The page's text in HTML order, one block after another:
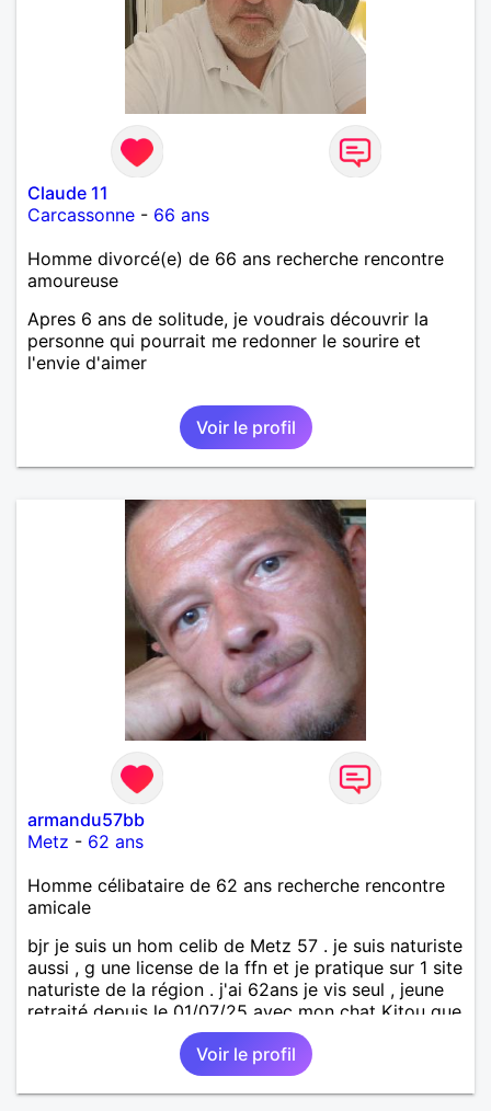
Claude 11
Carcassonne - 66 ans
Homme divorcé(e) de 66 ans recherche rencontre
amoureuse
Apres 6 ans de solitude, je voudrais découvrir la
personne qui pourrait me redonner le sourire et
l'envie d'aimer
Voir le profil
armandu57bb
Metz - 62 ans
Homme célibataire de 62 ans recherche rencontre
amicale
bjr je suis un hom celib de Metz 57 . je suis naturiste
aussi , g une license de la ffn et je pratique sur 1 site
naturiste de la région . j'ai 62ans je vis seul , jeune
retraité depuis le 01/07/25 avec mon chat Kitou que
j'ai adopté en 04/2023 , je recherche une femme
pour amitié et compagnie , partager des moments
de détente , de loisirs et d'intimités dans le respect
mutuel sur ma région du 57/54.
Voir le profil